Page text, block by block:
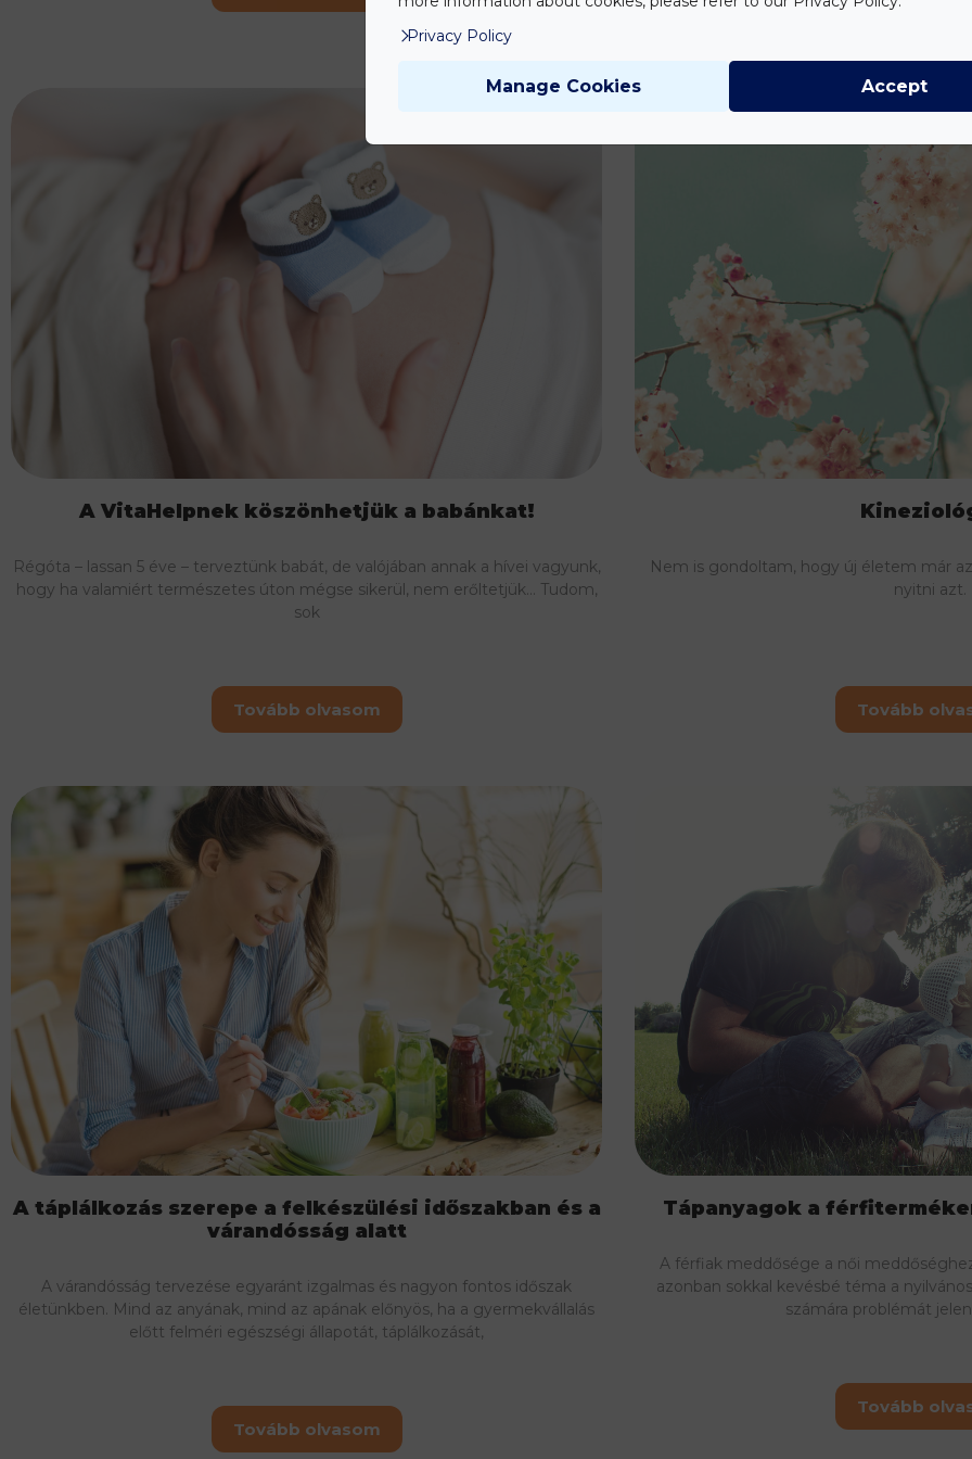
Tovább
A VitaHelpnek köszönhetjük a babánkat!
Régóta – lassan 5 éve – terveztünk babát, de valójában annak a hívei vagyunk,
hogy ha valamiért természetes úton mégse sikerül, nem erőltetjük… Tudom,
sok
Tovább olvasom
Nem is gondoltam, hogy új életem már
nyitni azt.
Tovább
A táplálkozás szerepe a felkészülési időszakban és a
várandósság alatt
A várandósság tervezése egyaránt izgalmas és nagyon fontos időszak
életünkben. Mind az anyának, mind az apának előnyös, ha a gyermekvállalás
előtt felméri egészségi állapotát, táplálkozását,
Tovább olvasom
Tápanyagok a
A férfiak meddősége a női
azonban sokkal kevésbé téma a
számára problémát
Tovább
Privacy Policy
Manage Cookies Accept